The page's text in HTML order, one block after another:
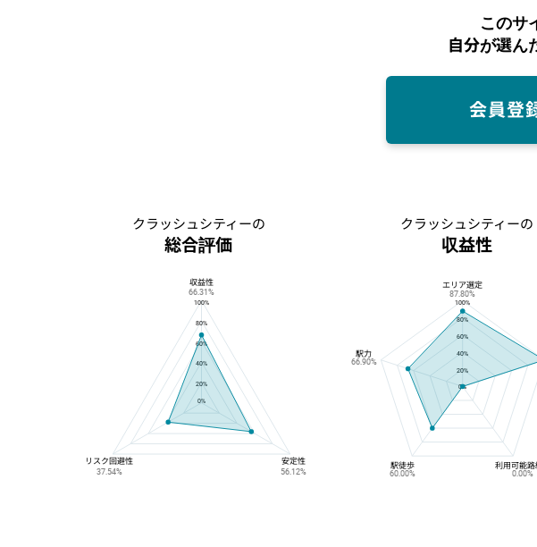
このサ
自分が選ん
会員登
クラッシュシティーの
総合評価
クラッシュシティーの総合評価
100%
80%
60%
40%
20%
0%
収益性
66.31%
リスク回避性
37.54%
安定性
56.12%
クラッシュシティーの
収益性
クラッシュシティーの収益性
100%
80%
60%
40%
20%
0%
エリア選定
87.80%
駅力
66.90%
駅徒歩
60.00%
利用可能路
0.00%